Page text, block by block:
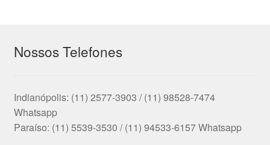
Nossos Telefones
Indianópolis: (11) 2577-3903 / (11) 98528-7474
Whatsapp
Paraíso: (11) 5539-3530 / (11) 94533-6157 Whatsapp